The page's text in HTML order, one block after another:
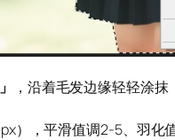
，沿着毛发边缘轻轻涂
），平滑值调2-5、羽化